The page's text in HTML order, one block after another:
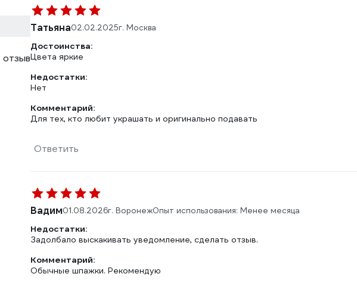
отзыв
Татьяна02.02.2025г. Москва
Достоинства:
Цвета яркие
Недостатки:
Нет
Комментарий:
Для тех, кто любит украшать и оригинально подавать
Ответить
Вадим01.08.2026г. ВоронежОпыт использования: Менее месяца
Недостатки:
Задолбало выскакивать уведомление, сделать отзыв.
Комментарий:
Обычные шпажки. Рекомендую